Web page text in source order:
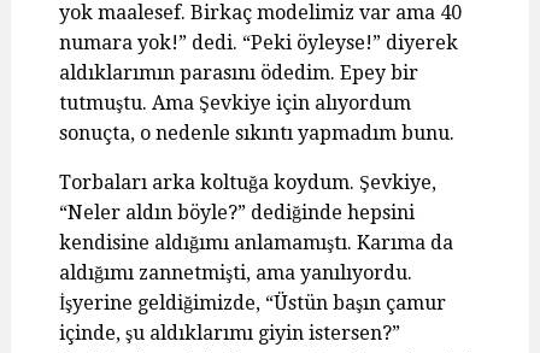
yok maalesef. Birkaç modelimiz var ama 40
numara yok!” dedi. “Peki öyleyse!” diyerek
aldıklarımın parasını ödedim. Epey bir
tutmuştu. Ama Şevkiye için alıyordum
sonuçta, o nedenle sıkıntı yapmadım bunu.
Torbaları arka koltuğa koydum. Şevkiye,
“Neler aldın böyle?” dediğinde hepsini
kendisine aldığımı anlamamıştı. Karıma da
aldığımı zannetmişti, ama yanılıyordu.
İşyerine geldiğimizde, “Üstün başın çamur
içinde, şu aldıklarımı giyin istersen?”